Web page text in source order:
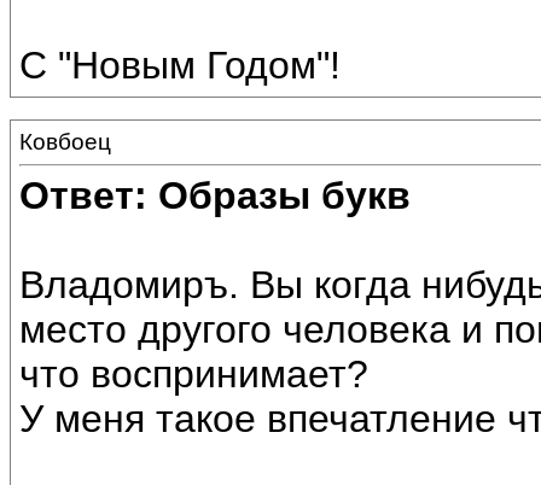
С "Новым Годом"!
Ковбоец
Ответ: Образы букв
Владомиръ. Вы когда
место другого человека и
что воспринимает?
У меня такое впечатление